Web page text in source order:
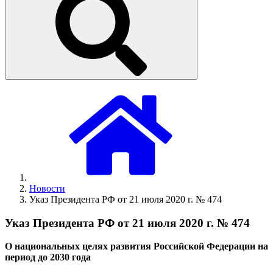
Новости
Указ Президента РФ от 21 июля 2020 г. № 474
Указ Президента РФ от 21 июля 2020 г. № 474
О национальных целях развития Российской Федерации на
период до 2030 года